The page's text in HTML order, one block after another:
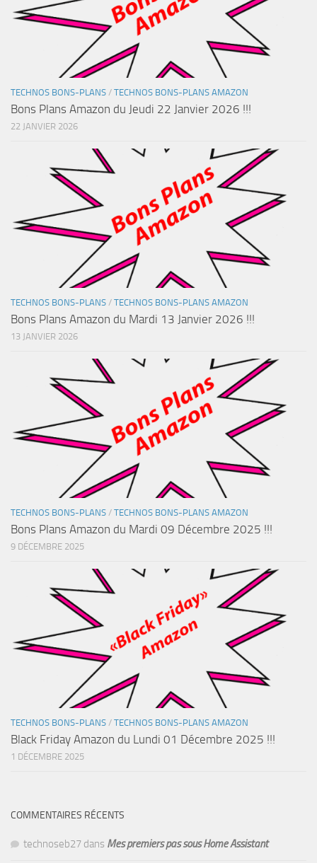
TECHNOS BONS-PLANS / TECHNOS BONS-PLANS AMAZON
Bons Plans Amazon du Jeudi 22 Janvier 2026 !!!
22 JANVIER 2026
TECHNOS BONS-PLANS / TECHNOS BONS-PLANS AMAZON
Bons Plans Amazon du Mardi 13 Janvier 2026 !!!
13 JANVIER 2026
TECHNOS BONS-PLANS / TECHNOS BONS-PLANS AMAZON
Bons Plans Amazon du Mardi 09 Décembre 2025 !!!
9 DÉCEMBRE 2025
TECHNOS BONS-PLANS / TECHNOS BONS-PLANS AMAZON
Black Friday Amazon du Lundi 01 Décembre 2025 !!!
1 DÉCEMBRE 2025
COMMENTAIRES RÉCENTS
technoseb27 dans Mes premiers pas sous Home Assistant